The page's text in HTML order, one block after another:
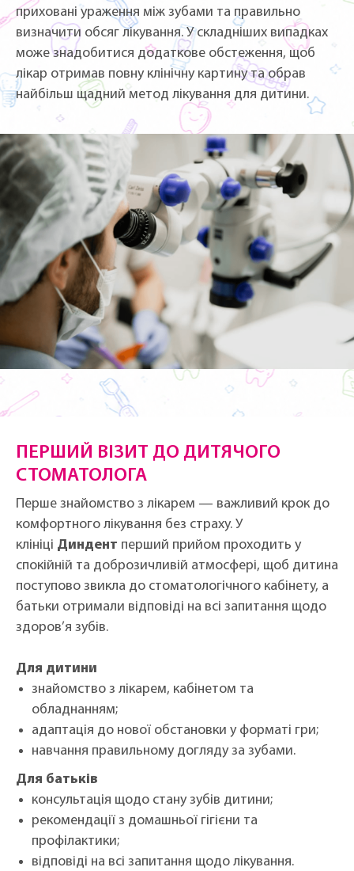
приховані ураження між зубами та правильно
визначити обсяг лікування. У складніших випадках
може знадобитися додаткове обстеження, щоб
лікар отримав повну клінічну картину та обрав
найбільш щадний метод лікування для дитини.
ПЕРШИЙ ВІЗИТ ДО ДИТЯЧОГО
СТОМАТОЛОГА
Перше знайомство з лікарем — важливий крок до
комфортного лікування без страху. У
клініці Диндент перший прийом проходить у
спокійній та доброзичливій атмосфері, щоб дитина
поступово звикла до стоматологічного кабінету, а
батьки отримали відповіді на всі запитання щодо
здоров’я зубів.
Для дитини
знайомство з лікарем, кабінетом та
обладнанням;
адаптація до нової обстановки у форматі гри;
навчання правильному догляду за зубами.
Для батьків
консультація щодо стану зубів дитини;
рекомендації з домашньої гігієни та
профілактики;
відповіді на всі запитання щодо лікування.